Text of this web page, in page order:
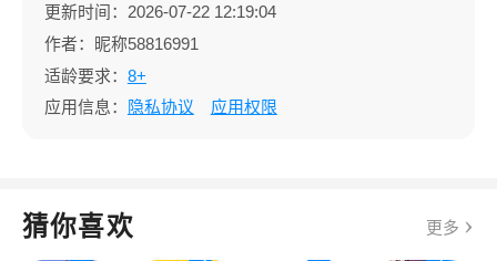
更新时间：2026-07-22 12:19:04
作者：昵称58816991
适龄要求： 8+
应用信息：
隐私协议 应用权限
猜你喜欢 更多